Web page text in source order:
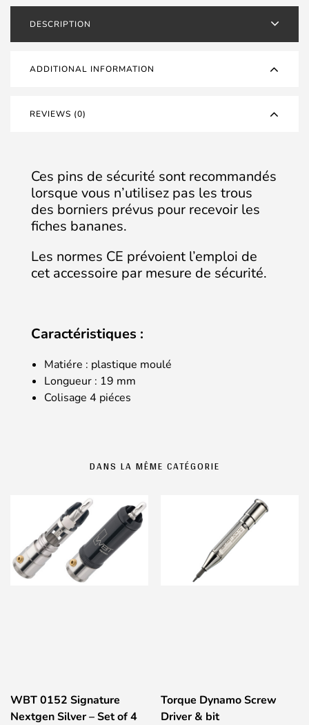
(Set
quantity
DESCRIPTION
ADDITIONAL INFORMATION
REVIEWS (0)
Ces pins de sécurité sont recommandés
lorsque vous n’utilisez pas les trous
des borniers prévus pour recevoir les
fiches bananes.
Les normes CE prévoient l’emploi de
cet accessoire par mesure de sécurité.
Caractéristiques :
Matiére : plastique moulé
Longueur : 19 mm
Colisage 4 piéces
DANS LA MÊME CATÉGORIE
WBT 0152 Signature
Nextgen Silver – Set of 4
Torque Dynamo Screw
Driver & bit